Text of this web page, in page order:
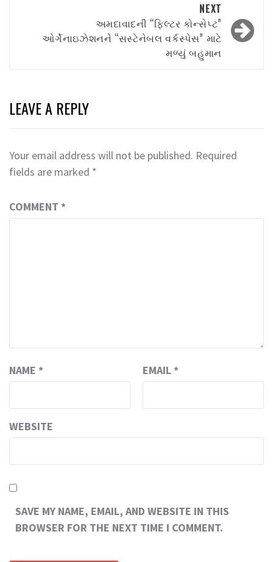
NEXT
અમદાવાદની “ફિલ્ટર કોન્સેપ્ટ”
ઓર્ગેનાઇઝેશનને “સસ્ટેનેબલ વર્કસ્પેસ” માટે
મળ્યું બહુમાન
LEAVE A REPLY
Your email address will not be published. Required
fields are marked *
COMMENT *
NAME * EMAIL *
WEBSITE
SAVE MY NAME, EMAIL, AND WEBSITE IN THIS
BROWSER FOR THE NEXT TIME I COMMENT.